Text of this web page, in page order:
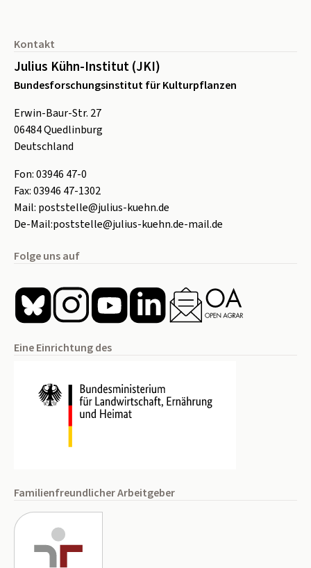
Kontakt
Julius Kühn-Institut (JKI)
Bundesforschungsinstitut für Kulturpflanzen
Erwin-Baur-Str. 27
06484Quedlinburg
Deutschland
Fon:03946 47-0
Fax:03946 47-1302
Mail: poststelle@julius-kuehn.de
De-Mail:poststelle@julius-kuehn.de-mail.de
Folge uns auf
Eine Einrichtung des
Familienfreundlicher Arbeitgeber